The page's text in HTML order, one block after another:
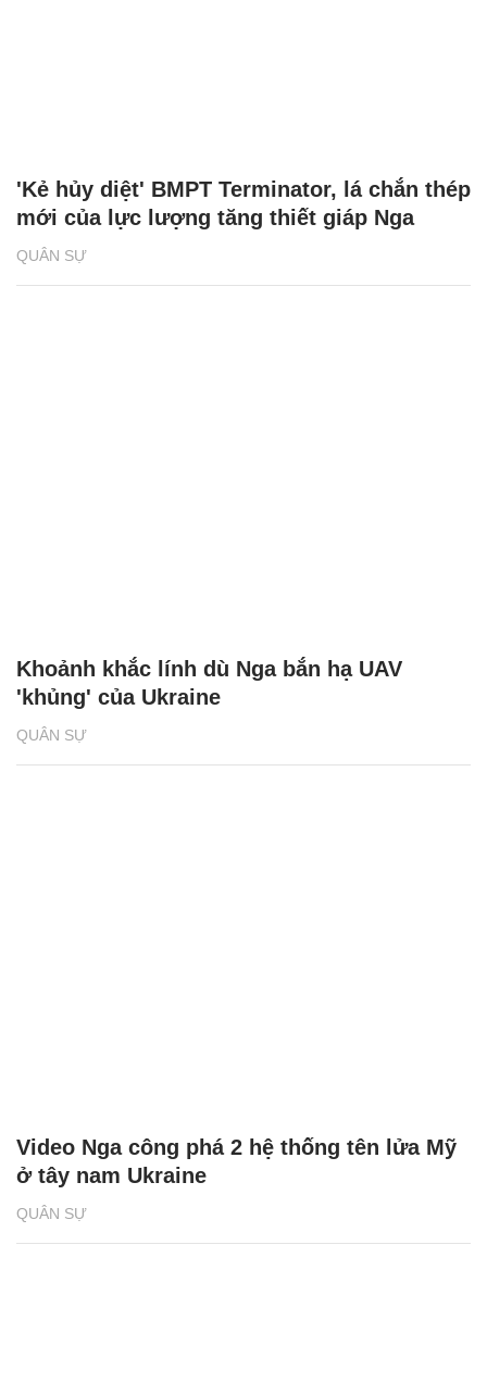
QUÂN SỰ
'Kẻ hủy diệt' BMPT Terminator, lá chắn thép
mới của lực lượng tăng thiết giáp Nga
QUÂN SỰ
Khoảnh khắc lính dù Nga bắn hạ UAV
'khủng' của Ukraine
QUÂN SỰ
Video Nga công phá 2 hệ thống tên lửa Mỹ
ở tây nam Ukraine